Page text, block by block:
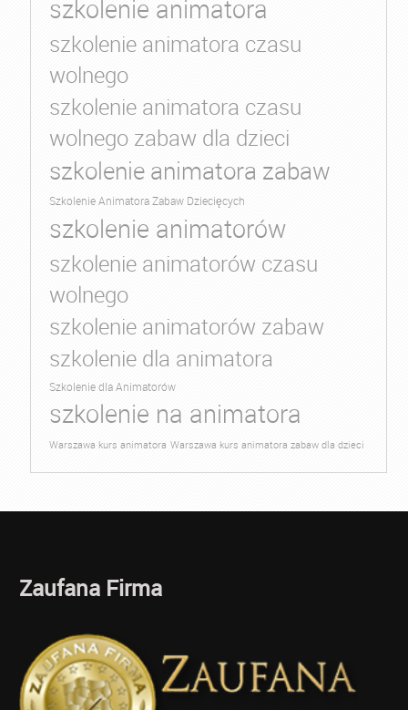
szkolenie animatora
szkolenie animatora czasu
wolnego
szkolenie animatora czasu
wolnego zabaw dla dzieci
szkolenie animatora zabaw
Szkolenie Animatora Zabaw Dziecięcych
szkolenie animatorów
szkolenie animatorów czasu
wolnego
szkolenie animatorów zabaw
szkolenie dla animatora
Szkolenie dla Animatorów
szkolenie na animatora
Warszawa kurs animatora Warszawa kurs animatora zabaw dla dzieci
Zaufana Firma